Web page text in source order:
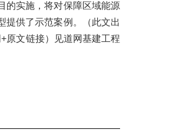
的实施，将对保障区域能源
提供了示范案例。（此文出
原文链接）见道网基建工程